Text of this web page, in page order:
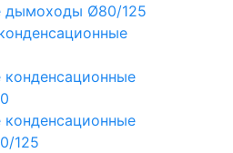
дымоходы Ø80/125
конденсационные
конденсационные
125